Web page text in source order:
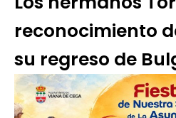
reconocimiento
su regreso de